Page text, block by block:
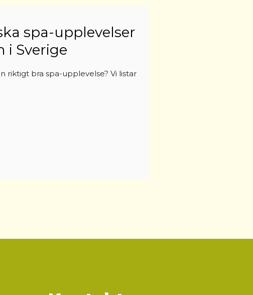
spa-upplevelser
i Sverige
riktigt bra spa-upplevelse? Vi listar